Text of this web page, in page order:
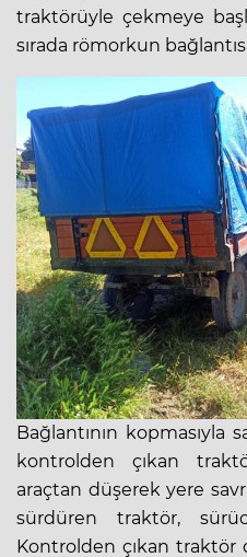
traktörüyle çekmeye
sırada römorkun
Bağlantının kopmasıyla
kontrolden çıkan
araçtan düşerek yere
sürdüren traktör,
Kontrolden çıkan traktör